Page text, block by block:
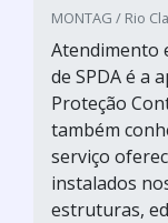
MONTAG / Rio
Atendimento
de SPDA é a
Proteção
também
serviço
instalados
estruturas,